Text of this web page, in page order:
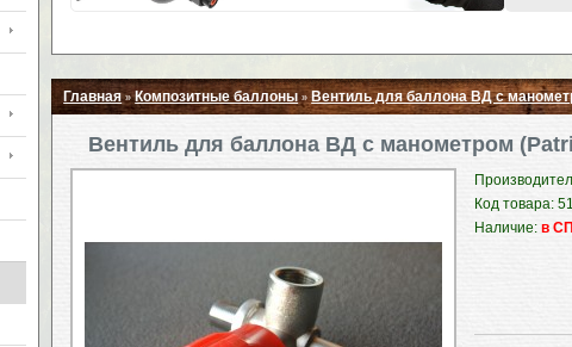
Главная»Композитные баллоны » Вентиль для баллона ВД с
Вентиль для баллона ВД с манометром
Код товара:
Наличие:в